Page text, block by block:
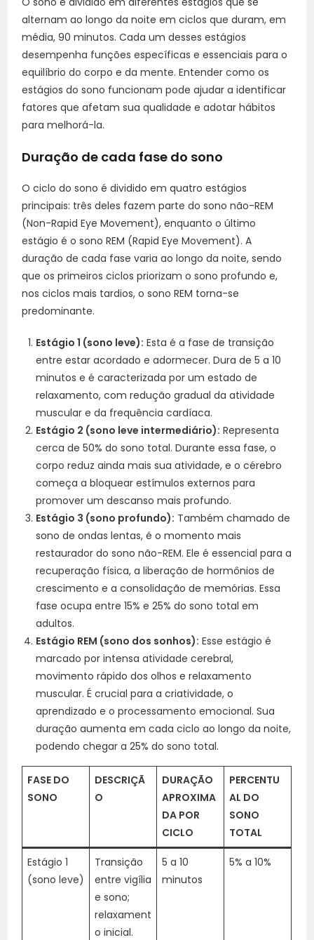
alternam ao longo da noite em ciclos que duram, em
média, 90 minutos. Cada um desses estágios
desempenha funções específicas e essenciais para o
equilíbrio do corpo e da mente. Entender como os
estágios do sono funcionam pode ajudar a identificar
fatores que afetam sua qualidade e adotar hábitos
para melhorá-la.
Duração de cada fase do sono
O ciclo do sono é dividido em quatro estágios
principais: três deles fazem parte do sono não-REM
(Non-Rapid Eye Movement), enquanto o último
estágio é o sono REM (Rapid Eye Movement). A
duração de cada fase varia ao longo da noite, sendo
que os primeiros ciclos priorizam o sono profundo e,
nos ciclos mais tardios, o sono REM torna-se
predominante.
Estágio 1 (sono leve): Esta é a fase de transição
entre estar acordado e adormecer. Dura de 5 a 10
minutos e é caracterizada por um estado de
relaxamento, com redução gradual da atividade
muscular e da frequência cardíaca.
Estágio 2 (sono leve intermediário): Representa
cerca de 50% do sono total. Durante essa fase, o
corpo reduz ainda mais sua atividade, e o cérebro
começa a bloquear estímulos externos para
promover um descanso mais profundo.
Estágio 3 (sono profundo): Também chamado de
sono de ondas lentas, é o momento mais
restaurador do sono não-REM. Ele é essencial para a
recuperação física, a liberação de hormônios de
crescimento e a consolidação de memórias. Essa
fase ocupa entre 15% e 25% do sono total em
adultos.
Estágio REM (sono dos sonhos): Esse estágio é
marcado por intensa atividade cerebral,
movimento rápido dos olhos e relaxamento
muscular. É crucial para a criatividade, o
aprendizado e o processamento emocional. Sua
duração aumenta em cada ciclo ao longo da noite,
podendo chegar a 25% do sono total.
FASE DO
SONO
DESCRIÇÃ
O
DURAÇÃO
APROXIMA
DA POR
CICLO
PERCENTU
AL DO
SONO
TOTAL
Estágio 1
(sono leve)
Transição
entre vigília
e sono;
relaxament
o inicial.
5 a 10
minutos
5% a 10%